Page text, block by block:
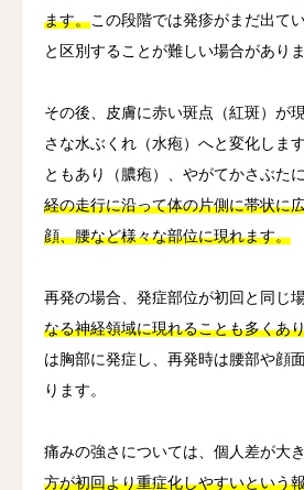
ます。この段階では発疹がまだ出て
と区別することが難しい場合がありま
その後、皮膚に赤い斑点（紅斑）が
さな水ぶくれ（水疱）へと変化しま
ともあり（膿疱）、やがてかさぶた
経の走行に沿って体の片側に帯状に
顔、腰など様々な部位に現れます。
再発の場合、発症部位が初回と同じ
なる神経領域に現れることも多くあ
は胸部に発症し、再発時は腰部や顔
ります。
痛みの強さについては、個人差が大き
方が初回より重症化しやすいという